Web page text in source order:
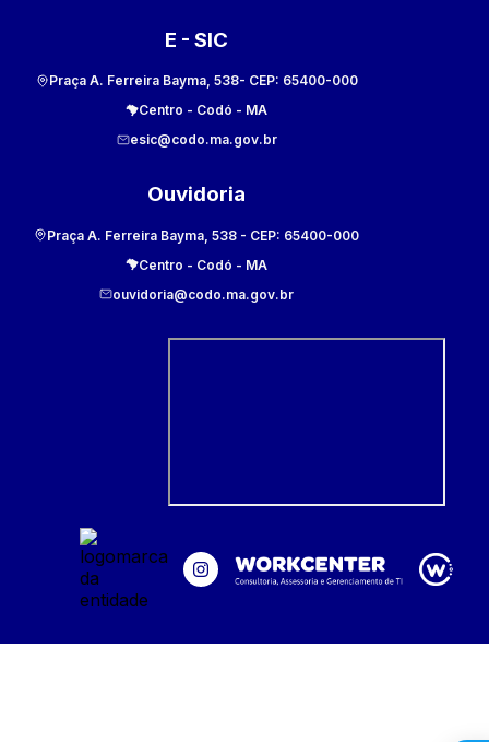
E - SIC
Praça A. Ferreira Bayma, 538- CEP: 65400-000
Centro - Codó - MA
esic@codo.ma.gov.br
Ouvidoria
Praça A. Ferreira Bayma, 538 - CEP: 65400-000
Centro - Codó - MA
ouvidoria@codo.ma.gov.br